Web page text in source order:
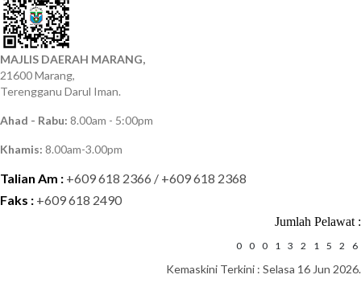
MAJLIS DAERAH MARANG,
21600 Marang,
Terengganu Darul Iman.
Ahad - Rabu: 8.00am - 5:00pm
Khamis: 8.00am-3.00pm
Talian Am : +609 618 2366 / +609 618 2368
Faks : +609 618 2490
Jumlah Pelawat :
0 0 0 1 3 2 1 5 2 6
Kemaskini Terkini : Selasa 16 Jun 2026.